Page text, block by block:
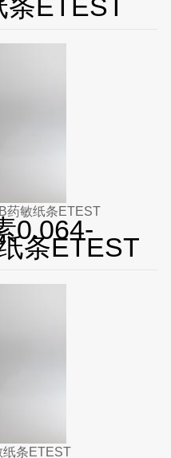
条ETEST
药敏纸条ETEST
0.064-
条ETEST
纸条ETEST